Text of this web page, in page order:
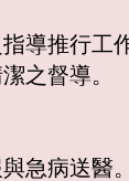
導推行工
之督導。
急病送醫